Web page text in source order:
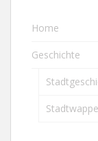
Home
Geschichte